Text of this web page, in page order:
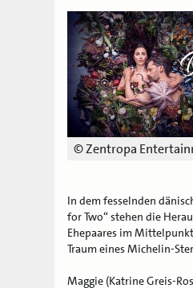
© Zentropa
In dem fesselnden
for Two“ stehen die
Ehepaares im
Traum eines Michelin-
Maggie (Katrine Greis-